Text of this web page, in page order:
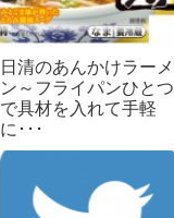
日清のあんかけラーメ
ン～フライパンひとつ
で具材を入れて手軽
に･･･